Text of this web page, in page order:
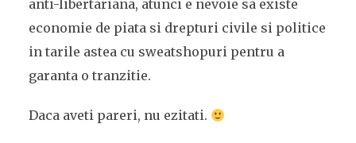
anti-libertariana, atunci e nevoie sa existe
economie de piata si drepturi civile si politice
in tarile astea cu sweatshopuri pentru a
garanta o tranzitie.
Daca aveti pareri, nu ezitati.